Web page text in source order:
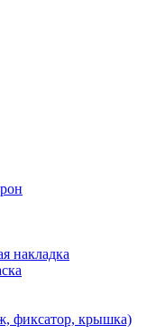
накладка
фиксатор, крышка)